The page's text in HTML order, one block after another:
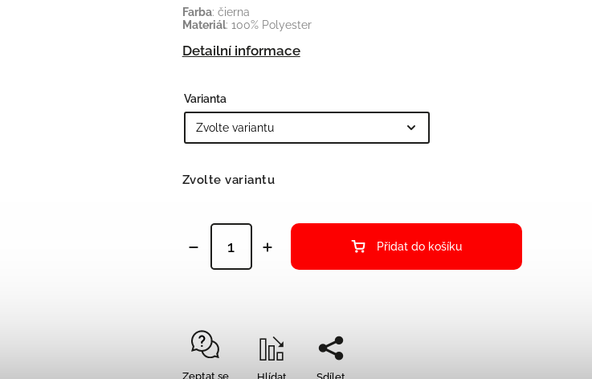
Farba: čierna
Materiál: 100% Polyester
Detailní informace
Varianta
Zvolte variantu
Přidat do košíku
Zeptat se